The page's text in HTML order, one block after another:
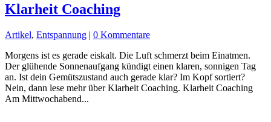
Klarheit Coaching
Artikel, Entspannung | 0 Kommentare
Morgens ist es gerade eiskalt. Die Luft schmerzt beim Einatmen.
Der glühende Sonnenaufgang kündigt einen klaren, sonnigen Tag
an. Ist dein Gemütszustand auch gerade klar? Im Kopf sortiert?
Nein, dann lese mehr über Klarheit Coaching. Klarheit Coaching
Am Mittwochabend...